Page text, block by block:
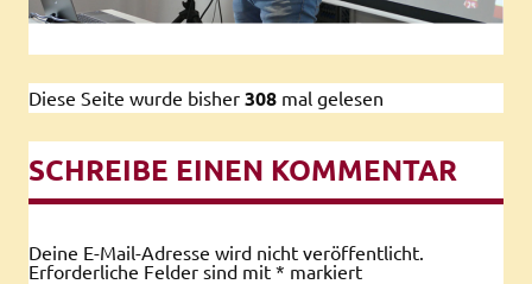
Diese Seite wurde bisher 308 mal gelesen
SCHREIBE EINEN KOMMENTAR
Deine E-Mail-Adresse wird nicht veröffentlicht.
Erforderliche Felder sind mit * markiert